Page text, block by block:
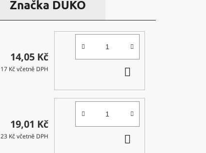
Značka DUKO
14,05 Kč
17 Kč včetně DPH
KOŠÍKU
19,01 Kč
23 Kč včetně DPH